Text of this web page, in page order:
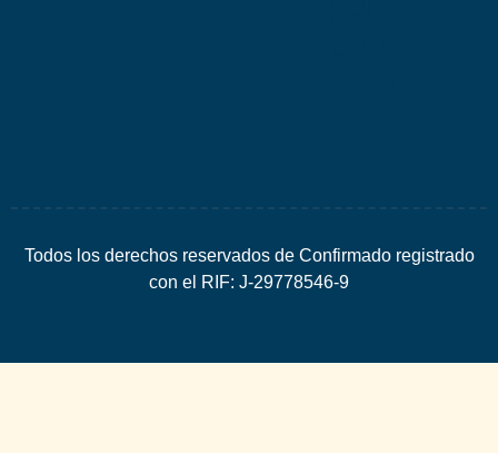
Todos los derechos reservados de Confirmado registrado
con el RIF: J-29778546-9